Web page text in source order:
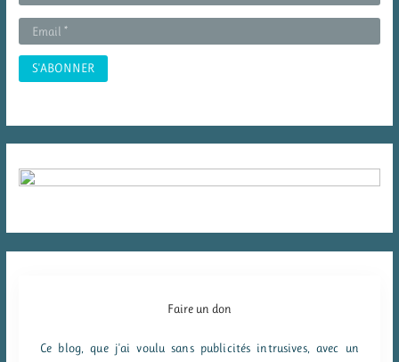
:
Faire un don
Ce blog, que j'ai voulu sans publicités intrusives, avec un